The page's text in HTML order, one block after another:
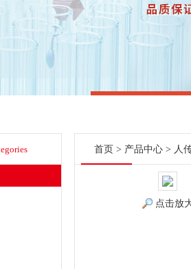
首页 > 产品中心 > 人
点击放